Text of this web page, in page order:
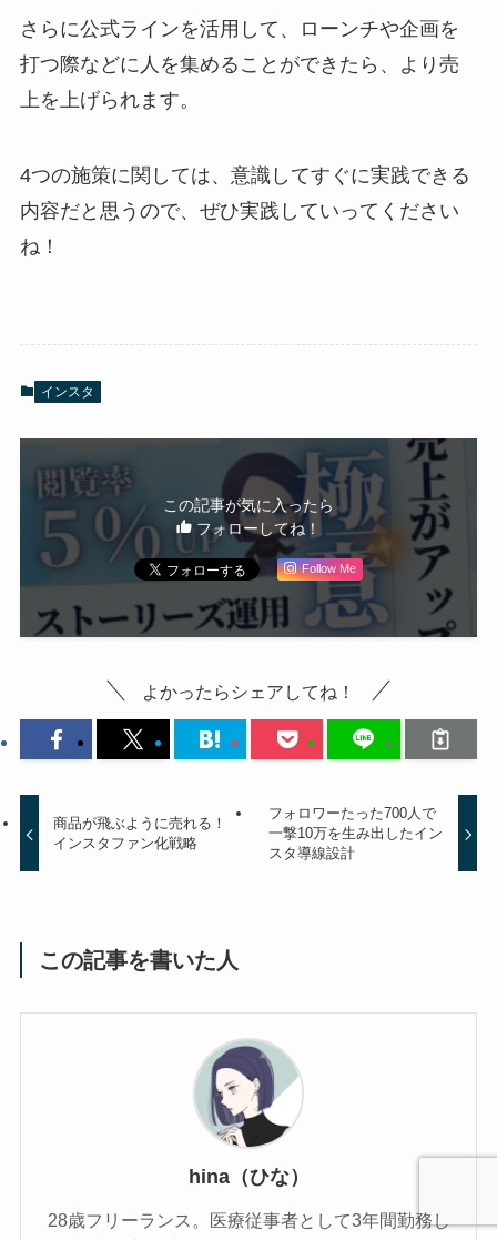
さらに公式ラインを活用して、ローンチや企画を
打つ際などに人を集めることができたら、より売
上を上げられます。
4つの施策に関しては、意識してすぐに実践できる
内容だと思うので、ぜひ実践していってください
ね！
インスタ
この記事が気に入ったら
フォローしてね！
Follow Me
よかったらシェアしてね！
商品が飛ぶように売れる！
インスタファン化戦略
フォロワーたった700人で
一撃10万を生み出したイン
スタ導線設計
この記事を書いた人
hina（ひな）
28歳フリーランス。医療従事者として3年間勤務し